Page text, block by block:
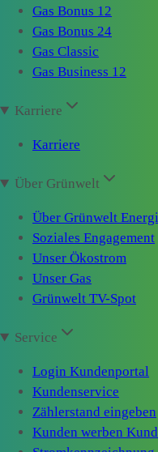
Gas Bonus 12
Gas Bonus 24
Gas Classic
Gas Business 12
Karriere
Karriere
Über Grünwelt
Über Grünwelt
Soziales Engagement
Unser Ökostrom
Unser Gas
Grünwelt TV-Spot
Service
Login Kundenportal
Kundenservice
Zählerstand eingeben
Kunden werben